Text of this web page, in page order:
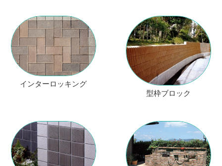
インターロッキング
型枠ブロック